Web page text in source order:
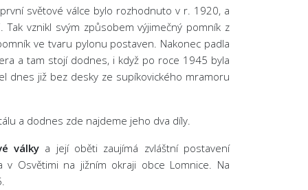
světové válce bylo rozhodnuto v r. 1920, a
vznikl svým způsobem výjimečný pomník z
ve tvaru pylonu postaven. Nakonec padla
a tam stojí dodnes, i když po roce 1945 byla
dnes již bez desky ze supíkovického mramoru
a dodnes zde najdeme jeho dva díly.
války a její oběti zaujímá zvláštní postavení
Osvětimi na jižním okraji obce Lomnice. Na